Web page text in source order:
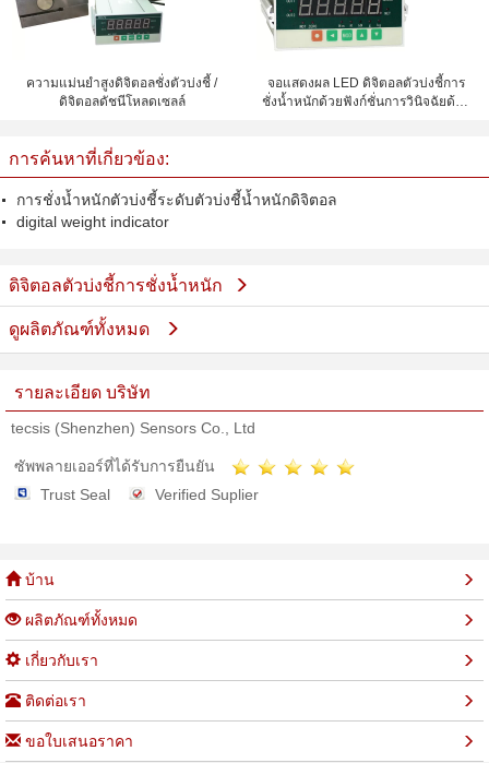
ความแม่นยำสูงดิจิตอลชั่งตัวบ่งชี้ /
ดิจิตอลดัชนีโหลดเซลล์
จอแสดงผล LED ดิจิตอลตัวบ่งชี้การ
ชั่งน้ำหนักด้วยฟังก์ชั่นการวินิจฉัยด้วย
การค้นหาที่เกี่ยวข้อง:
การชั่งน้ำหนักตัวบ่งชี้ระดับตัวบ่งชี้น้ำหนักดิจิตอล
digital weight indicator
ดิจิตอลตัวบ่งชี้การชั่งน้ำหนัก
ดูผลิตภัณฑ์ทั้งหมด
รายละเอียด บริษัท
tecsis (Shenzhen) Sensors Co., Ltd
ซัพพลายเออร์ที่ได้รับการยืนยัน
Trust Seal
Verified Suplier
บ้าน
ผลิตภัณฑ์ทั้งหมด
เกี่ยวกับเรา
ติดต่อเรา
ขอใบเสนอราคา